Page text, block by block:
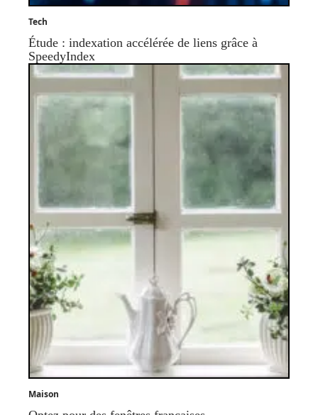
Tech
Étude : indexation accélérée de liens grâce à
SpeedyIndex
Maison